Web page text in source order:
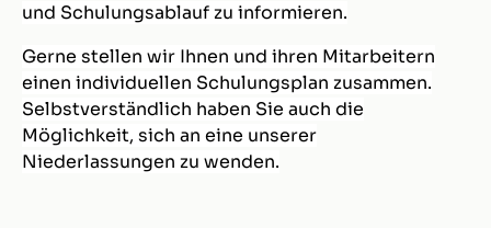
und Schulungsablauf zu informieren.
Gerne stellen wir Ihnen und ihren Mitarbeitern
einen individuellen Schulungsplan zusammen.
Selbstverständlich haben Sie auch die
Möglichkeit, sich an eine unserer
Niederlassungen zu wenden.